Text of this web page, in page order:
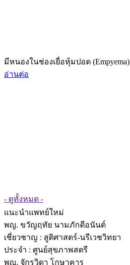
มีหนองในช่องเยื่อหุ้มปอด (Empyema)
อ่านต่อ
- ดูทั้งหมด -
แนะนำแพทย์ใหม่
พญ. ขวัญฤทัย นามภักดีอนันต์
เชี่ยวชาญ : สูติศาสตร์-นรีเวชวิทยา
ประจำ : ศูนย์สุขภาพสตรี
พญ. จักรวิดา โกษาคาร